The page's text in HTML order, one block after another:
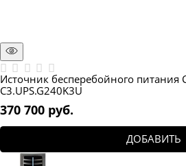
Источник бесперебойного питания
C3.UPS.G240K3U
370 700 руб.
ДОБАВИТЬ